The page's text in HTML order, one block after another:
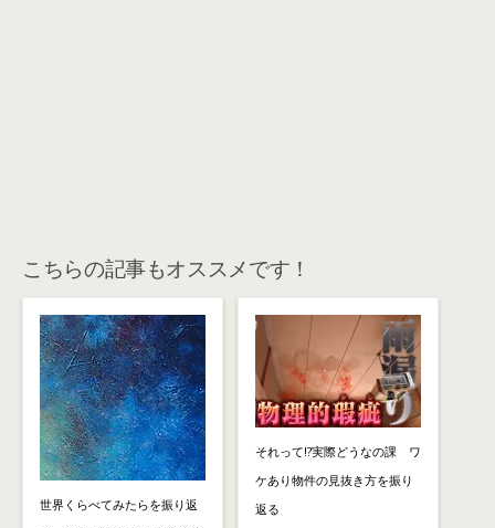
こちらの記事もオススメです！
世界くらべてみたらを振り返
それって!?実際どうなの課 ワ
ケあり物件の見抜き方を振り
返る